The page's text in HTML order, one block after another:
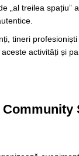
„al treilea
tineri
activități și